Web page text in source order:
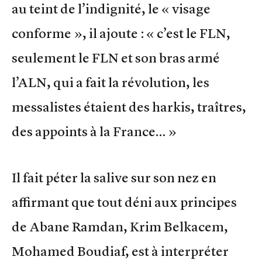
au teint de l’indignité, le « visage
conforme », il ajoute : « c’est le FLN,
seulement le FLN et son bras armé
l’ALN, qui a fait la révolution, les
messalistes étaient des harkis, traîtres,
des appoints à la France… »
Il fait péter la salive sur son nez en
affirmant que tout déni aux principes
de Abane Ramdan, Krim Belkacem,
Mohamed Boudiaf, est à interpréter